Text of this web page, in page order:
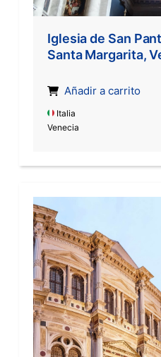
Iglesia de San
Santa Margarita,
Añadir a carrito
Italia
Venecia